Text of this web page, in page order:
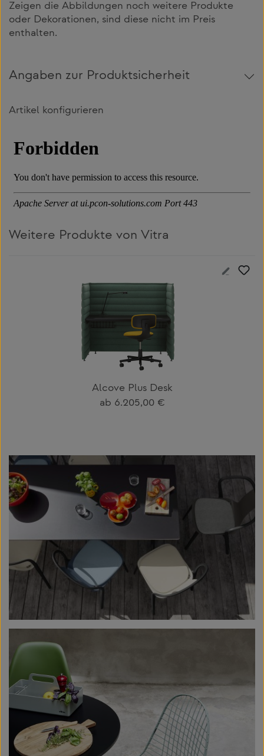
Zeigen die Abbildungen noch weitere Produkte
oder Dekorationen, sind diese nicht im Preis
enthalten.
Angaben zur Produktsicherheit
Artikel konfigurieren
Weitere Produkte von Vitra
Alcove Plus Desk
Regulärer Preis:
ab 6.205,00 €